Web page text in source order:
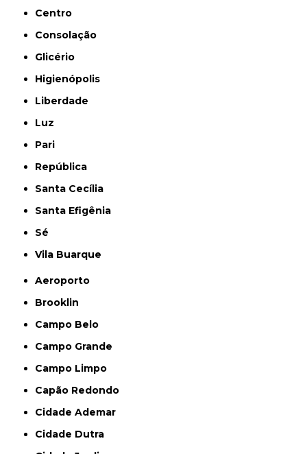
Centro
Consolação
Glicério
Higienópolis
Liberdade
Luz
Pari
República
Santa Cecília
Santa Efigênia
Sé
Vila Buarque
Aeroporto
Brooklin
Campo Belo
Campo Grande
Campo Limpo
Capão Redondo
Cidade Ademar
Cidade Dutra